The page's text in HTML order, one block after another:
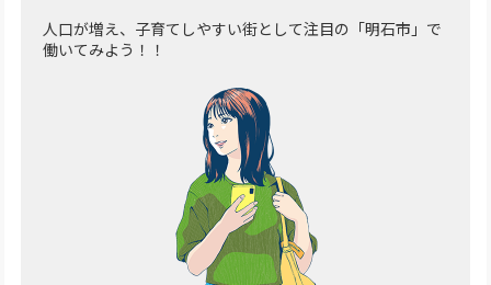
人口が増え、子育てしやすい街として注目の「明石市」で
働いてみよう！！